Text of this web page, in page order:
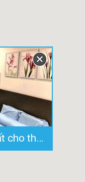
Căn hộ 1pn full nội thất cho thuê giá rẻ chung cư Hado Centrosa Q10